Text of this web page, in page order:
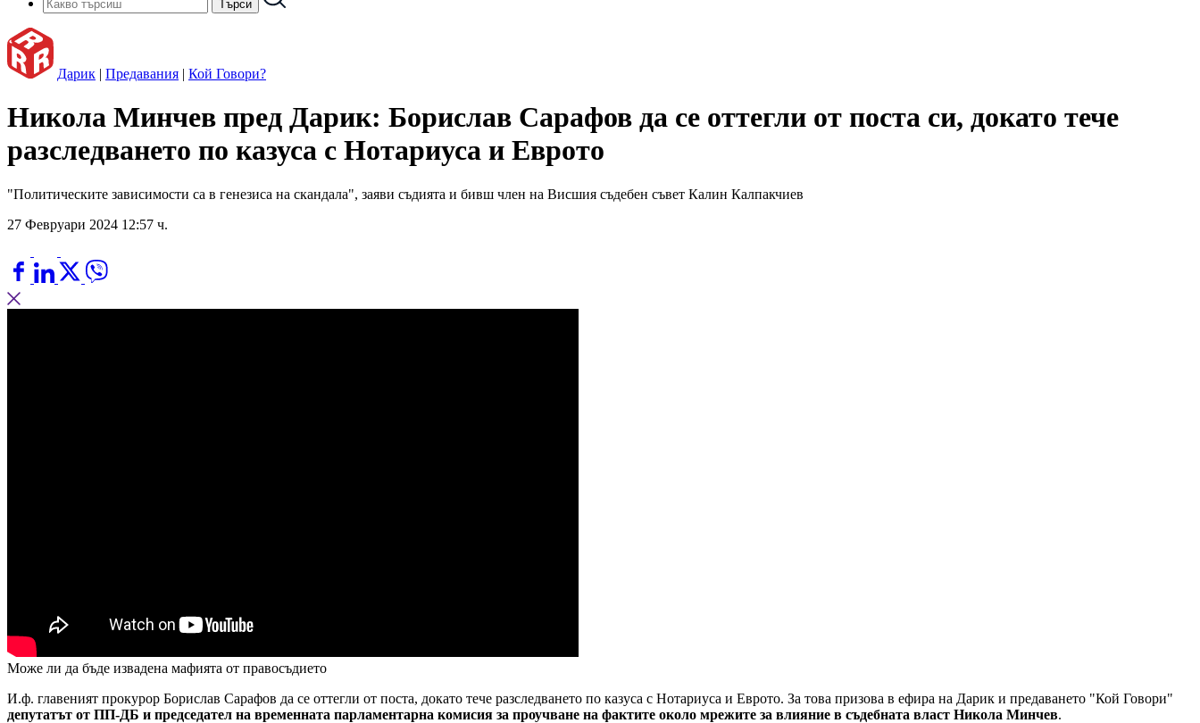
Дарик | Предавания | Кой Говори?
Никола Минчев пред Дарик: Борислав Сарафов да се оттегли от поста си, докато тече
разследването по казуса с Нотариуса и Еврото
"Политическите зависимости са в генезиса на скандала", заяви съдията и бивш член на Висшия съдебен съвет Калин Калпакчиев
27 Февруари 2024 12:57 ч.
Може ли да бъде извадена мафията от правосъдието
И.ф. главеният прокурор Борислав Сарафов да се оттегли от поста, докато тече разследването по казуса с Нотариуса и Еврото. За това призова в ефира на Дарик и предаването "Кой Говори"
депутатът от ПП-ДБ и председател на временната парламентарна комисия за проучване на фактите около мрежите за влияние в съдебната власт Никола Минчев.